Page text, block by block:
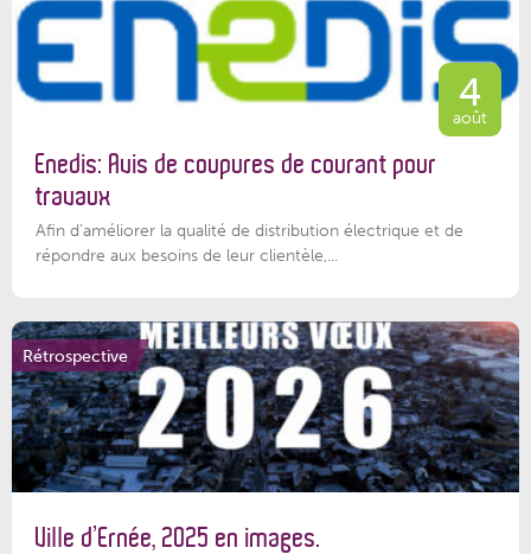
4
août
Enedis: Avis de coupures de courant pour
travaux
Afin d’améliorer la qualité de distribution électrique et de
répondre aux besoins de leur clientèle,...
Rétrospective
Ville d’Ernée, 2025 en images.